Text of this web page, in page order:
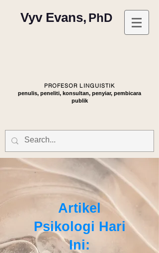
Vyv Evans, PhD
PROFESOR LINGUISTIK
penulis, peneliti, konsultan, penyiar, pembicara
publik
Artikel
Psikologi Hari
Ini: